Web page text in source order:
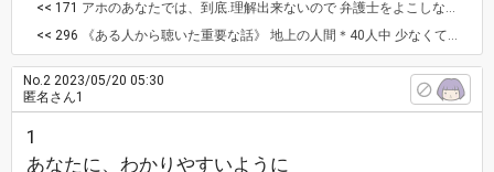
<< 171 アホのあなたでは、到底.理解出来ないので 弁護士をよこしなさい。当前ですが、 来られる前に、必ずハガキで ※日時を指定して下さい。 (状況を簡単に説明します) ーーーーーーーーーー 「正式なお付き合いをしたい、 結婚がしたい！」のであれば、 ※自分の気持ちを言葉にして、 ハッキリと伝えなければ、 相手には通じませんし、 お付き合いするには、基本❗ ※自分の本名、現住所、電話番号を伝える事。 でなければ、 正式なお付き合い、婚約、結婚は出来ません。 ※婚約には、第三者(身内)を交えた話し合いや 指輪の交換など、法的に必要です。 ただの旅役者では、 ※正式なお付き合いはおろか、 婚約、結婚なんて、到底無理です。 ーーーーーーーーーー 私と付き合いたい、結婚したい！のであれば あなたが舵取りをするのではなく、 ※相手の指示に従うことです❗❗それなら 『簡単にあなたの願いは叶いました』 あなたが付き合いたい、 結婚したいのであって、 相手はそうではないのだから❗❗ 相手にきけばよい、それだけのことです。 一切！手紙も電話もしない、 それでは伝わりませんよ、、 来ての一言で、結婚してくれるはずがないでしょ！ 【見向きもされない】と思います。 あまりにも、稚拙過ぎて❗ 相手になりません。
<< 296 《ある人から聴いた重要な話》 地上の人間＊40人中 少なくても2〜3人（女を含め）は 約100年以内に♥ 《地球の🔥炎地獄に堕ちる》 そうです。 あなた悪魔ルシファーが、 《🔥炎地獄の底に堕ち！》 それに引き寄せられて♥お仲間が 次々と堕ちて行く♥みたいで 良かったな、とは思いますが 私は「今すぐ堕ちてくれ!!」 と願うわ！ マジでそんなのが 《うじゃうじゃいる!!》と思うと 身の危険を感じるわ、 特にあんたらみたいな！ どこの馬の骨か分らない奴は 「マジでヤバいわ。」
No.2 2023/05/20 05:30
匿名さん1
1
あなたに、わかりやすいように